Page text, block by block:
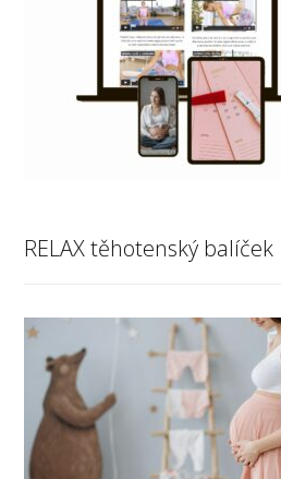
RELAX těhotenský balíček